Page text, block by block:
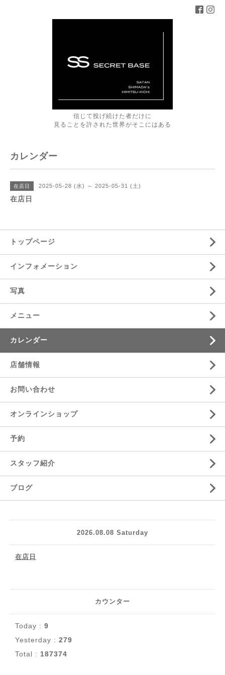
信じて投げ続けた者だけに
見ることを許された世界がそこにはある
カレンダー
在店日 2025-05-28 (水) ～ 2025-05-31 (土)
在店日
トップページ
インフォメーション
写真
メニュー
カレンダー
店舗情報
お問い合わせ
オンラインショップ
予約
スタッフ紹介
ブログ
2026.08.08 Saturday
在店日
カウンター
Today : 9
Yesterday : 279
Total : 187374